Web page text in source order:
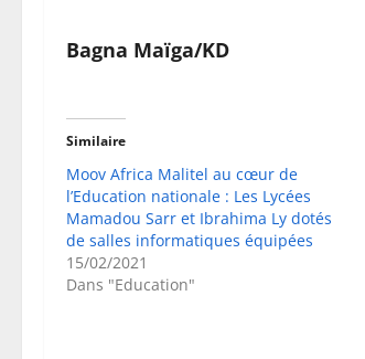
‎Bagna Maïga/KD
Similaire
Moov Africa Malitel au cœur de
l’Education nationale : Les Lycées
Mamadou Sarr et Ibrahima Ly dotés
de salles informatiques équipées
15/02/2021
Dans "Education"